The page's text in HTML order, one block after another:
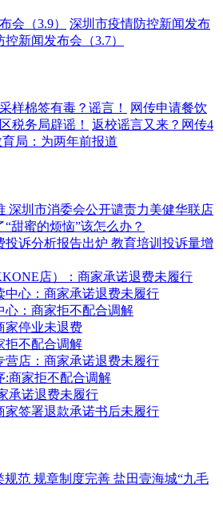
会（3.9）
深圳市疫情防控新闻发布
新闻发布会（3.7）
样棉签有毒？谣言！
网传申请餐饮
税务局辟谣！
返校谣言又来？网传4
局：为两年前报道
深圳市消委会公开谴责力美健华联店
甜蜜的烦恼”该怎么办？
投诉分析报告出炉 教育培训投诉量增
店）：商家承诺退费未履行
中心：商家承诺退费未履行
心：商家拒不配合调解
家停业未退费
拒不配合调解
营店：商家承诺退费未履行
:商家拒不配合调解
承诺退费未履行
家签署退款承诺书后未履行
范 规章制度完善 盐田壹海城“九毛